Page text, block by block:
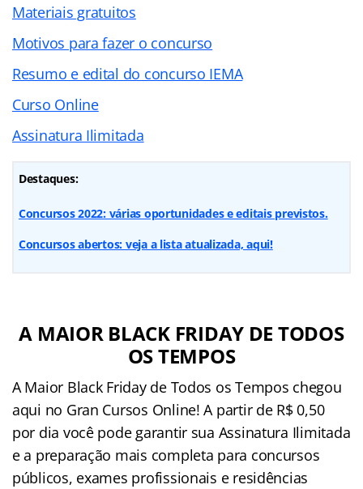
Materiais gratuitos
Motivos para fazer o concurso
Resumo e edital do concurso IEMA
Curso Online
Assinatura Ilimitada
Destaques:
Concursos 2022: várias oportunidades e editais previstos.
Concursos abertos: veja a lista atualizada, aqui!
A MAIOR BLACK FRIDAY DE TODOS
OS TEMPOS
A Maior Black Friday de Todos os Tempos chegou
aqui no Gran Cursos Online! A partir de R$ 0,50
por dia você pode garantir sua Assinatura Ilimitada
e a preparação mais completa para concursos
públicos, exames profissionais e residências